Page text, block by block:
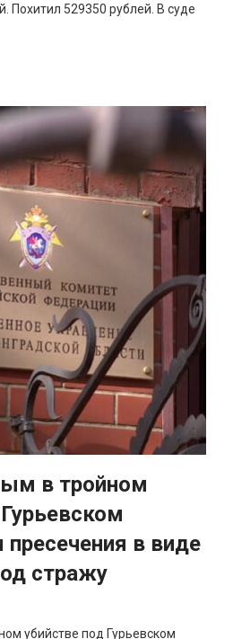
Похитил 529350 рублей. В суде
в тройном
в виде
стражу
убийстве под Гурьевском